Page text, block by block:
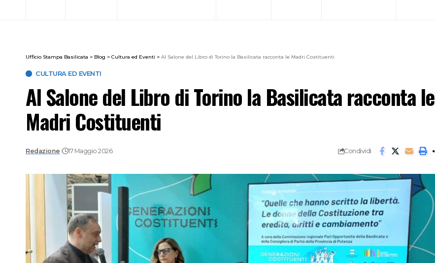
Ufficio Stampa Basilicata > Blog > Cultura ed Eventi > Al Salone del Libro di Torino la Basilicata racconta le Madri Costituenti
CULTURA ED EVENTI
Al Salone del Libro di Torino la Basilicata racconta le
Madri Costituenti
Redazione 17 Maggio 2026 Condividi